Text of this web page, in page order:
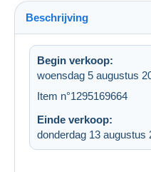
Beschrijving
Begin verkoop:
woensdag 5 augustus
Item n°1295169664
Einde verkoop:
donderdag 13 augustus